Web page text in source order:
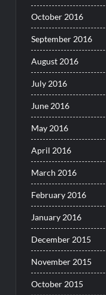
October 2016
September 2016
August 2016
July 2016
June 2016
May 2016
April 2016
March 2016
February 2016
January 2016
December 2015
November 2015
October 2015